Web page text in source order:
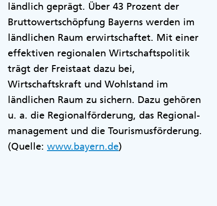
ländlich geprägt. Über 43 Prozent der
Bruttowertschöpfung Bayerns werden im
ländlichen Raum erwirtschaftet. Mit einer
effektiven regionalen Wirtschaftspolitik
trägt der Freistaat dazu bei,
Wirtschaftskraft und Wohlstand im
ländlichen Raum zu sichern. Dazu gehören
u. a. die Regionalförderung, das Regional-
management und die Tourismusförderung.
(Quelle: www.bayern.de)